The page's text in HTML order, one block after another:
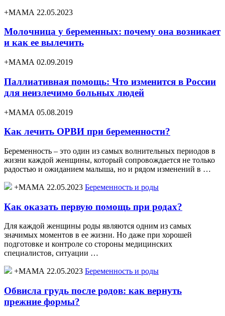
+МАМА 22.05.2023
Молочница у беременных: почему она возникает
и как ее вылечить
+МАМА 02.09.2019
Паллиативная помощь: Что изменится в России
для неизлечимо больных людей
+МАМА 05.08.2019
Как лечить ОРВИ при беременности?
Беременность – это один из самых волнительных периодов в
жизни каждой женщины, который сопровождается не только
радостью и ожиданием малыша, но и рядом изменений в …
+МАМА 22.05.2023 Беременность и роды
Как оказать первую помощь при родах?
Для каждой женщины роды являются одним из самых
значимых моментов в ее жизни. Но даже при хорошей
подготовке и контроле со стороны медицинских
специалистов, ситуации …
+МАМА 22.05.2023 Беременность и роды
Обвисла грудь после родов: как вернуть
прежние формы?